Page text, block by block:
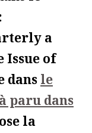
a
Issue of
dans le
paru dans
la